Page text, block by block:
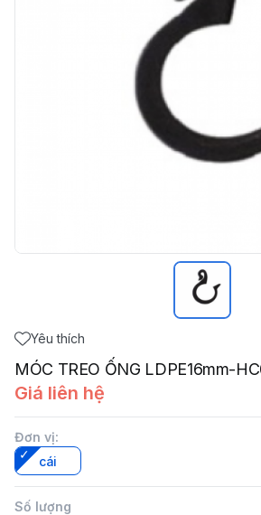
Yêu thích
MÓC TREO ỐNG LDPE16mm-
Giá liên hệ
Đơn vị:
cái
Số lượng